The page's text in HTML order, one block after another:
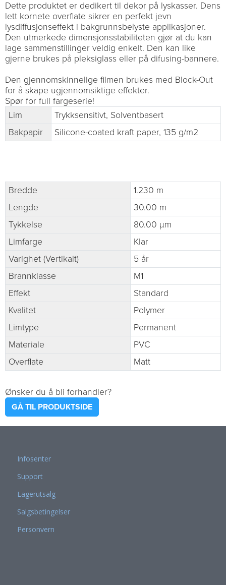
Dette produktet er dedikert til dekor på lyskasser. Dens
lett kornete overflate sikrer en perfekt jevn
lysdiffusjonseffekt i bakgrunnsbelyste applikasjoner.
Den utmerkede dimensjonsstabiliteten gjør at du kan
lage sammenstillinger veldig enkelt. Den kan like
gjerne brukes på pleksiglass eller på difusing-bannere.
Den gjennomskinnelige filmen brukes med Block-Out
for å skape ugjennomsiktige effekter.
Spør for full fargeserie!
Lim
Trykksensitivt, Solventbasert
Bakpapir
Silicone-coated kraft paper, 135 g/m2
Bredde
1.230 m
Lengde
30.00 m
Tykkelse
80.00 µm
Limfarge
Klar
Varighet (Vertikalt)
5 år
Brannklasse
M1
Effekt
Standard
Kvalitet
Polymer
Limtype
Permanent
Materiale
PVC
Overflate
Matt
Ønsker du å bli forhandler?
GÅ TIL PRODUKTSIDE
Infosenter
Support
Lagerutsalg
Salgsbetingelser
Personvern